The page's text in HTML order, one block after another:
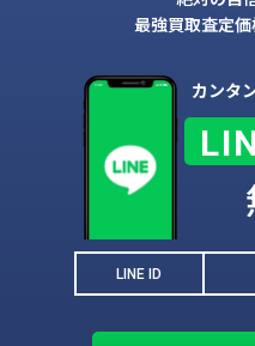
最強買取査定
カンタ
LINE ID